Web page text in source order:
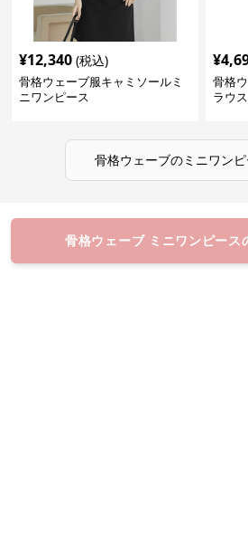
¥12,340 (税込)
骨格ウェーブ服キャミソールミ
ニワンピース
¥
骨格
ラウ
骨格ウェーブのミニワン
骨格ウェーブ ミニワンピース